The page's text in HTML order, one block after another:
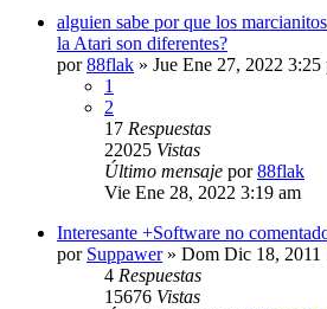
alguien sabe por que los
la Atari son diferentes?
por88flak » Jue Ene 27, 2022 3:25
1
2
17 Respuestas
22025 Vistas
Último mensaje por88flak
Vie Ene 28, 2022 3:19 am
Interesante +Software no
por Suppawer» Dom Dic 18, 2011
4 Respuestas
15676 Vistas